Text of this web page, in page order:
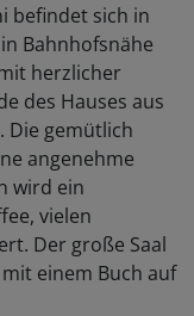
befindet sich in
Bahnhofsnähe
herzlicher
des Hauses aus
Die gemütlich
angenehme
wird ein
vielen
Der große Saal
einem Buch auf